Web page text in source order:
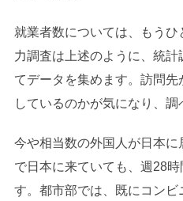
就業者数については、もう
力調査は上述のように、統
てデータを集めます。訪問先
しているのかが気になり、調
今や相当数の外国人が日本
で日本に来ていても、週28
す。都市部では、既にコン